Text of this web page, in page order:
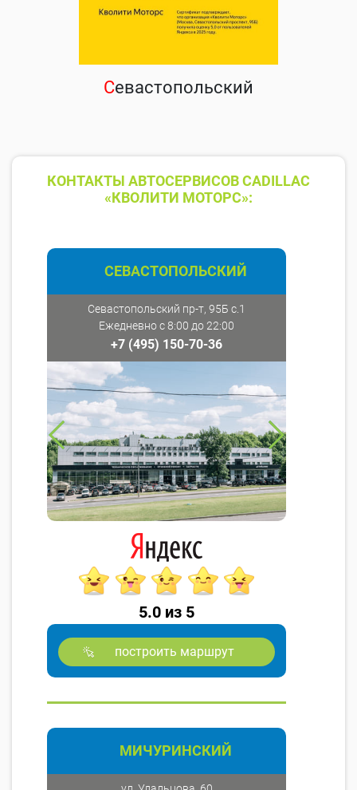
Севастопольский
КОНТАКТЫ АВТОСЕРВИСОВ CADILLAC
«КВОЛИТИ МОТОРС»:
СЕВАСТОПОЛЬСКИЙ
Севастопольский пр-т, 95Б с.1
Ежедневно с 8:00 до 22:00
+7 (495) 150-70-36
5.0 из 5
построить маршрут
МИЧУРИНСКИЙ